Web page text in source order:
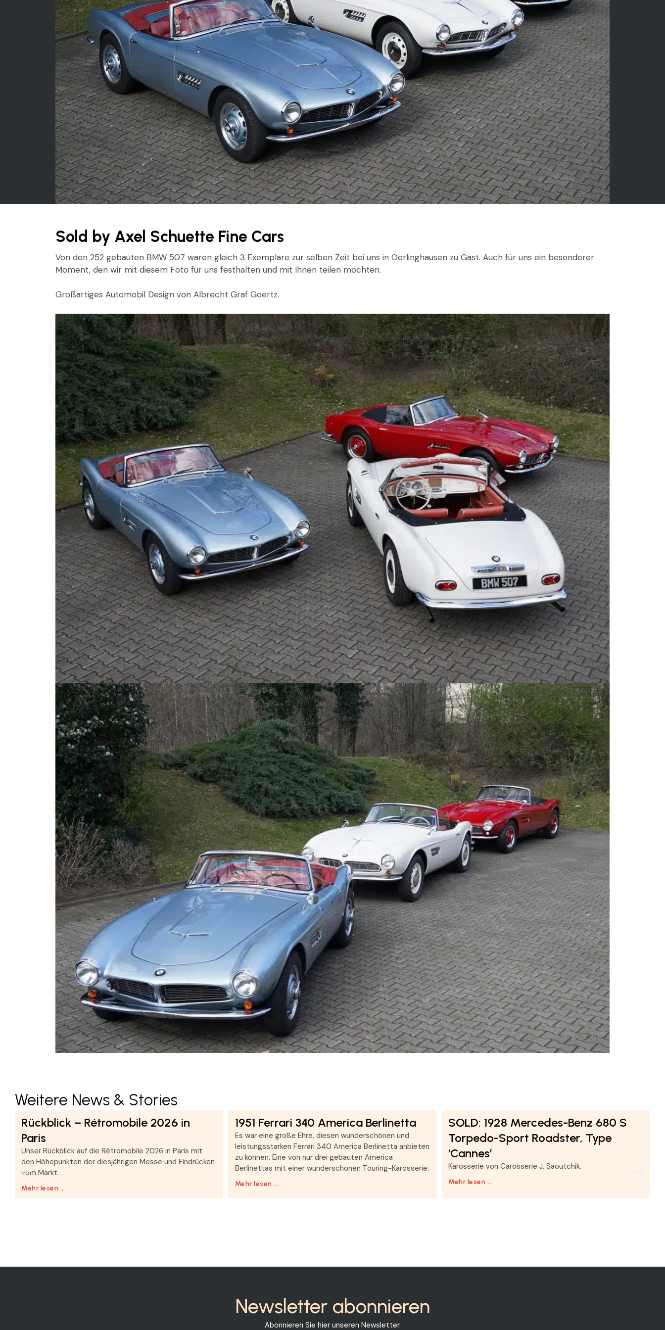
Sold by Axel Schuette Fine Cars
Von den 252 gebauten BMW 507 waren gleich 3 Exemplare zur selben Zeit bei uns in Oerlinghausen zu Gast. Auch für uns ein besonderer
Moment, den wir mit diesem Foto für uns festhalten und mit Ihnen teilen möchten.
Großartiges Automobil Design von Albrecht Graf Goertz.
Weitere News & Stories
Rückblick – Rétromobile 2026 in
Paris
Unser Rückblick auf die Rétromobile 2026 in Paris mit
den Höhepunkten der diesjährigen Messe und Eindrücken
vom Markt.
Mehr lesen …
1951 Ferrari 340 America Berlinetta
Es war eine große Ehre, diesen wunderschönen und
leistungsstarken Ferrari 340 America Berlinetta anbieten
zu können. Eine von nur drei gebauten America
Berlinettas mit einer wunderschönen Touring-Karosserie.
Mehr lesen …
SOLD: 1928 Mercedes-Benz 680 S
Torpedo-Sport Roadster, Type
‘Cannes’
Karosserie von Carosserie J. Saoutchik.
Mehr lesen …
Newsletter abonnieren
Abonnieren Sie hier unseren Newsletter.